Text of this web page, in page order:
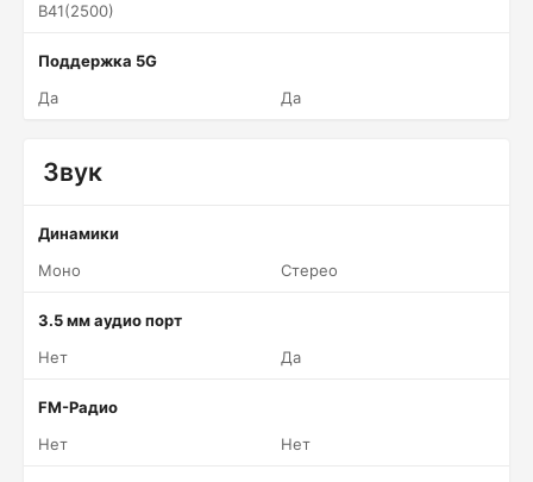
B41(2500)
Поддержка 5G
Да
Да
Звук
Динамики
Моно
Стерео
3.5 мм аудио порт
Нет
Да
FM-Радио
Нет
Нет